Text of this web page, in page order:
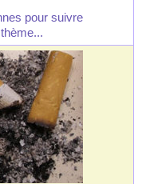
pour suivre